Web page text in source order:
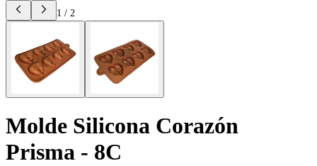
1 / 2
Molde Silicona Corazón
Prisma - 8C